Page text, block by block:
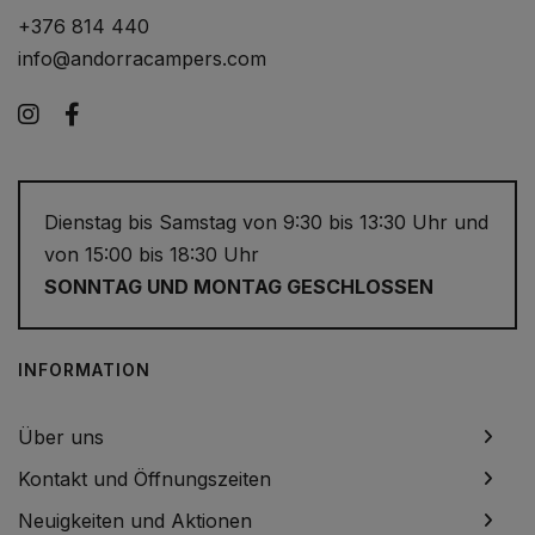
+376 814 440
info@andorracampers.com
Instagram
Dienstag bis Samstag von 9:30 bis 13:30 Uhr und
von 15:00 bis 18:30 Uhr
SONNTAG UND MONTAG GESCHLOSSEN
INFORMATION
Über uns
Kontakt und Öffnungszeiten
Neuigkeiten und Aktionen